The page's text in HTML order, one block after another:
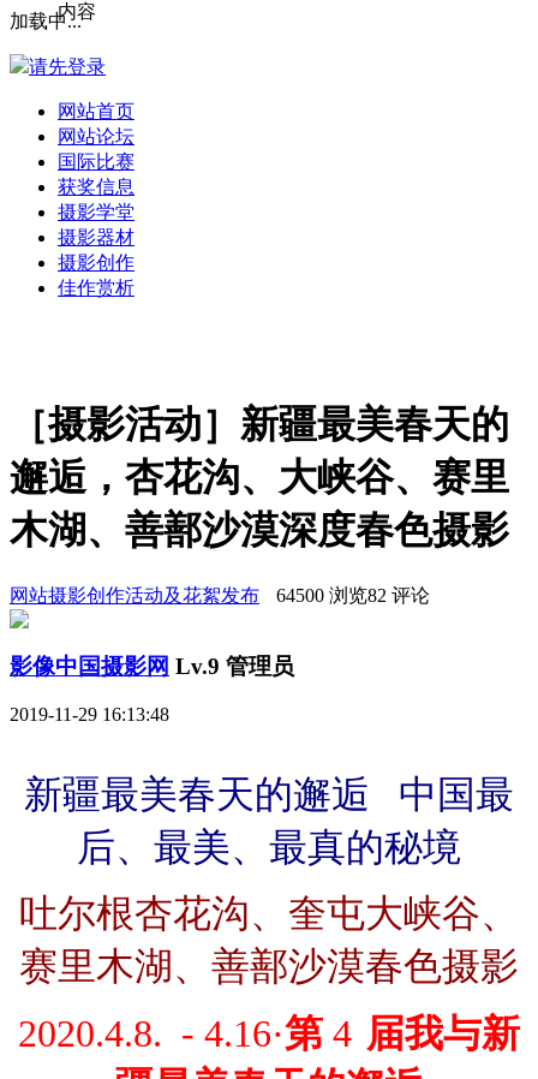
加载中...
请先登录
网站首页
网站论坛
国际比赛
获奖信息
摄影学堂
摄影器材
摄影创作
佳作赏析
内容
［摄影活动］新疆最美春天的
邂逅，杏花沟、大峡谷、赛里
木湖、善鄯沙漠深度春色摄影
网站摄影创作活动及花絮发布 64500 浏览82 评论
影像中国摄影网 Lv.9 管理员
2019-11-29 16:13:48
新疆最美春天的邂逅 中国最
后、最美、最真的秘境
吐尔根杏花沟、奎屯大峡谷、
赛里木湖、 善鄯沙漠春色摄影
2020.4.8. - 4.16·第 4 届我与新